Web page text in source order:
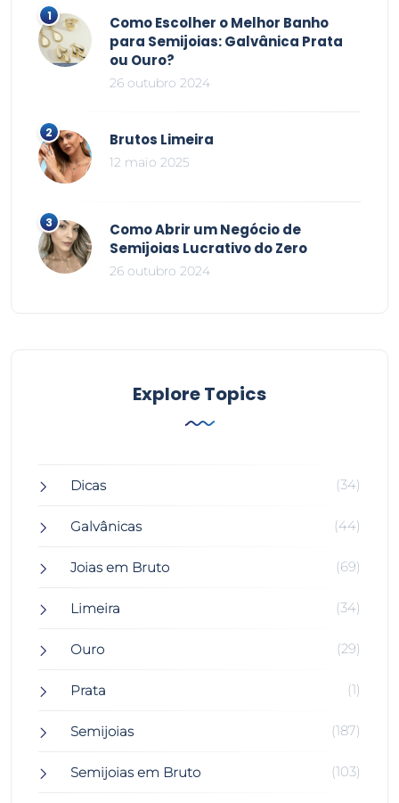
Como Escolher o Melhor Banho
para Semijoias: Galvânica Prata
ou Ouro?
26 outubro 2024
Brutos Limeira
12 maio 2025
Como Abrir um Negócio de
Semijoias Lucrativo do Zero
26 outubro 2024
Explore Topics
Dicas (34)
Galvânicas (44)
Joias em Bruto (69)
Limeira (34)
Ouro (29)
Prata (1)
Semijoias (187)
Semijoias em Bruto (103)